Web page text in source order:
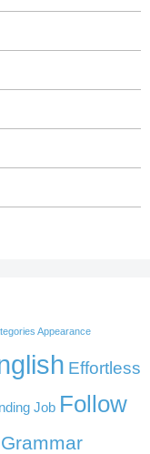
Appearance
Effortless
Job Follow
Grammar